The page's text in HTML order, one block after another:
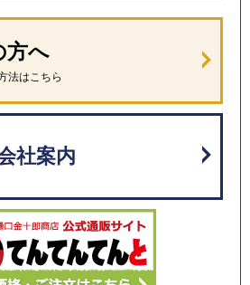
方へ
法はこちら
社案内